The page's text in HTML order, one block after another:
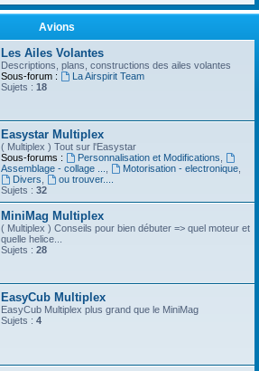
Avions
Les Ailes Volantes
Descriptions, plans, constructions des ailes volantes
Sous-forum :
La Airspirit Team
Sujets : 18
Easystar Multiplex
( Multiplex ) Tout sur l'Easystar
Sous-forums :
Personnalisation et Modifications
Assemblage - collage ...
Motorisation - electronique,
Divers
ou trouver....
Sujets : 32
MiniMag Multiplex
( Multiplex ) Conseils pour bien débuter => quel moteur et
quelle helice...
Sujets : 28
EasyCub Multiplex
EasyCub Multiplex plus grand que le MiniMag
Sujets : 4